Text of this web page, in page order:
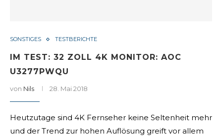
SONSTIGES TESTBERICHTE
IM TEST: 32 ZOLL 4K MONITOR: AOC
U3277PWQU
von Nils 28. Mai 2018
Heutzutage sind 4K Fernseher keine Seltenheit mehr
und der Trend zur hohen Auflösung greift vor allem